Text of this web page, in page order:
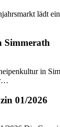
lädt
Simmerath
in
01/2026